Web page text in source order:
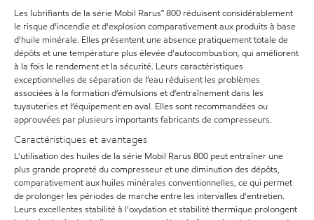
Les lubrifiants de la série Mobil Rarus™ 800 réduisent considérablement
le risque d'incendie et d'explosion comparativement aux produits à base
d'huile minérale. Elles présentent une absence pratiquement totale de
dépôts et une température plus élevée d'autocombustion, qui améliorent
à la fois le rendement et la sécurité. Leurs caractéristiques
exceptionnelles de séparation de l’eau réduisent les problèmes
associées à la formation d’émulsions et d’entraînement dans les
tuyauteries et l’équipement en aval. Elles sont recommandées ou
approuvées par plusieurs importants fabricants de compresseurs.
Caractéristiques et avantages
L'utilisation des huiles de la série Mobil Rarus 800 peut entraîner une
plus grande propreté du compresseur et une diminution des dépôts,
comparativement aux huiles minérales conventionnelles, ce qui permet
de prolonger les périodes de marche entre les intervalles d'entretien.
Leurs excellentes stabilité à l'oxydation et stabilité thermique prolongent